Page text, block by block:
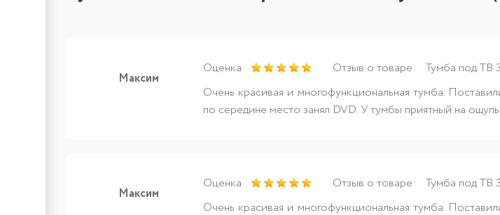
Максим
Оценка Отзыв о товаре:
Тумба под ТВ
Очень красивая и многофункциональная тумба.
по середине место занял DVD. У тумбы приятный на
Максим
Оценка Отзыв о товаре:
Тумба под ТВ
Очень красивая и многофункциональная тумба.